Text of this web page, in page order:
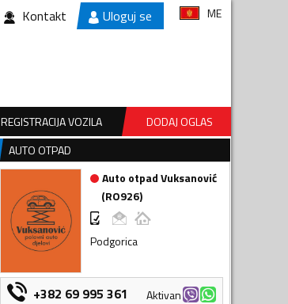
Kontakt Uloguj se ME
REGISTRACIJA VOZILA
DODAJ OGLAS
AUTO OTPAD
Auto otpad Vuksanović
(RO926)
Podgorica
+382 69 995 361
Aktivan